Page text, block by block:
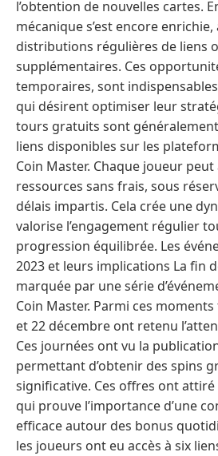
l’obtention de nouvelles cartes.
mécanique s’est encore enrichie,
distributions régulières de liens
supplémentaires. Ces
temporaires, sont
qui désirent optimiser leur
tours gratuits sont
liens disponibles sur les
Coin Master. Chaque joueur peut
ressources sans frais, sous
délais impartis. Cela crée une
valorise l’engagement régulier
progression équilibrée. Les
2023 et leurs implications La fin
marquée par une série
Coin Master. Parmi ces
et 22 décembre ont retenu
Ces journées ont vu la
permettant d’obtenir des spins
significative. Ces offres ont
qui prouve l’importance d’une
efficace autour des bonus
les joueurs ont eu accès à six